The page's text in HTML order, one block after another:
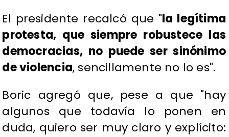
El presidente recalcó que "la legítima
protesta, que siempre robustece las
democracias, no puede ser sinónimo
de violencia, sencillamente no lo es".
Boric agregó que, pese a que "hay
algunos que todavía lo ponen en
duda, quiero ser muy claro y explícito: